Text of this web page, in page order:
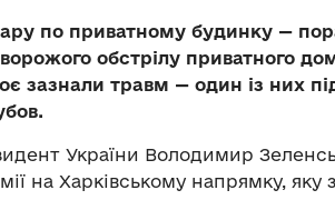
по приватному будинку —
обстрілу приватного
зазнали травм — один із них
України Володимир
на Харківському напрямку,